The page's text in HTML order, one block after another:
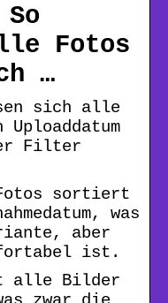
Fotos
…
sich alle
Filter
sortiert
was
aber
ist.
alle Bilder